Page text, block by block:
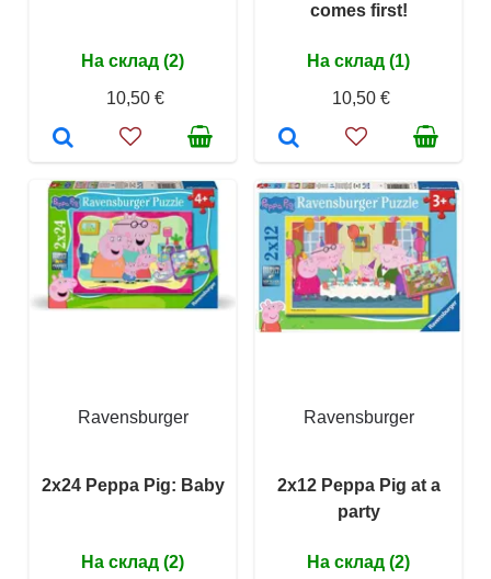
На склад (2)
10,50 €
comes first!
На склад (1)
10,50 €
Ravensburger
2x24 Peppa Pig: Baby
На склад (2)
Ravensburger
2x12 Peppa Pig at a
party
На склад (2)